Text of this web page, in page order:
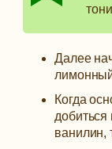
Далее
Когда
ванилин,